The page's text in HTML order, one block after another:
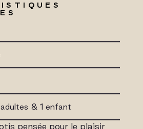
& 1 enfant
pensée pour le plaisir